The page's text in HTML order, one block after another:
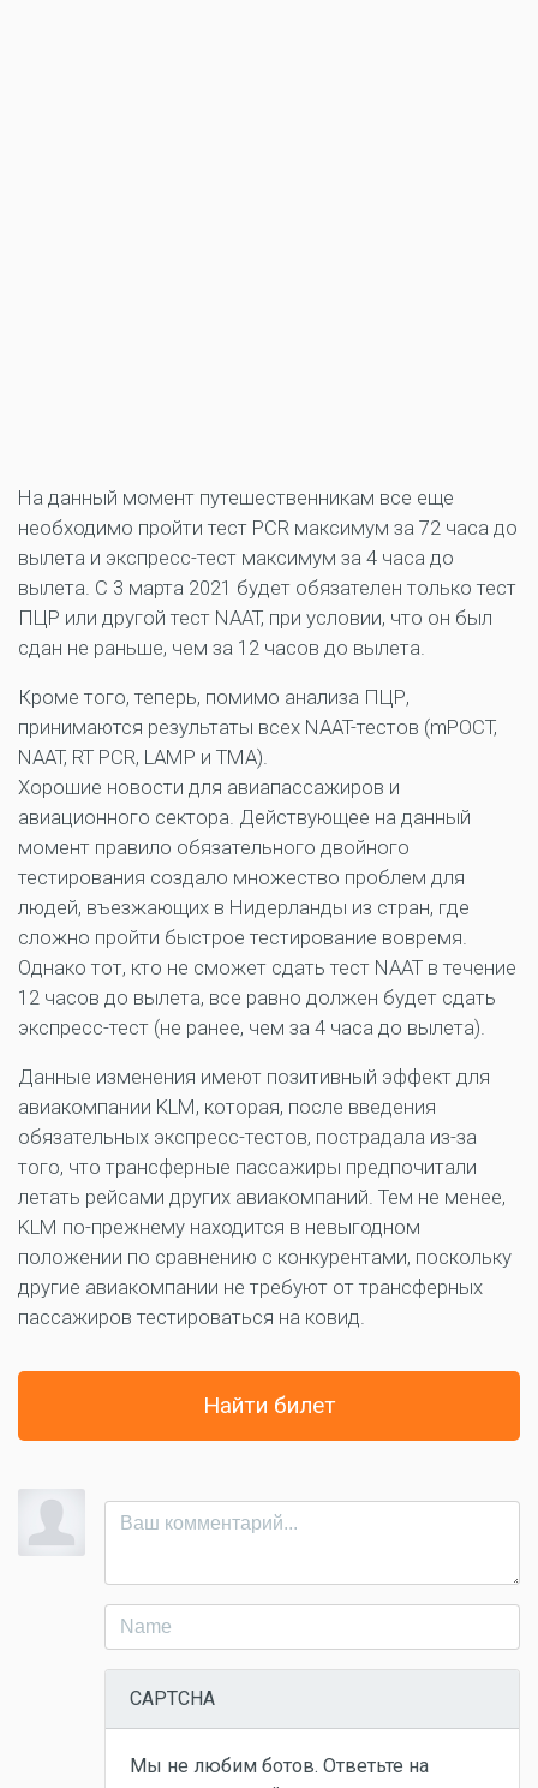
На данный момент путешественникам все еще
необходимо пройти тест PCR максимум за 72 часа до
вылета и экспресс-тест максимум за 4 часа до
вылета. С 3 марта 2021 будет обязателен только тест
ПЦР или другой тест NAAT, при условии, что он был
сдан не раньше, чем за 12 часов до вылета.
Кроме того, теперь, помимо анализа ПЦР,
принимаются результаты всех NAAT-тестов (mPOCT,
NAAT, RT PCR, LAMP и TMA).
Хорошие новости для авиапассажиров и
авиационного сектора. Действующее на данный
момент правило обязательного двойного
тестирования создало множество проблем для
людей, въезжающих в Нидерланды из стран, где
сложно пройти быстрое тестирование вовремя.
Однако тот, кто не сможет сдать тест NAAT в течение
12 часов до вылета, все равно должен будет сдать
экспресс-тест (не ранее, чем за 4 часа до вылета).
Данные изменения имеют позитивный эффект для
авиакомпании KLM, которая, после введения
обязательных экспресс-тестов, пострадала из-за
того, что трансферные пассажиры предпочитали
летать рейсами других авиакомпаний. Тем не менее,
KLM по-прежнему находится в невыгодном
положении по сравнению с конкурентами, поскольку
другие авиакомпании не требуют от трансферных
пассажиров тестироваться на ковид.
Найти билет
CAPTCHA
Мы не любим ботов. Ответьте на